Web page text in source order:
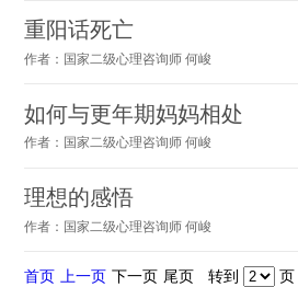
重阳话死亡
作者：国家二级心理咨询师 何峻
如何与更年期妈妈相处
作者：国家二级心理咨询师 何峻
理想的感悟
作者：国家二级心理咨询师 何峻
首页 上一页 下一页 尾页 转到
页